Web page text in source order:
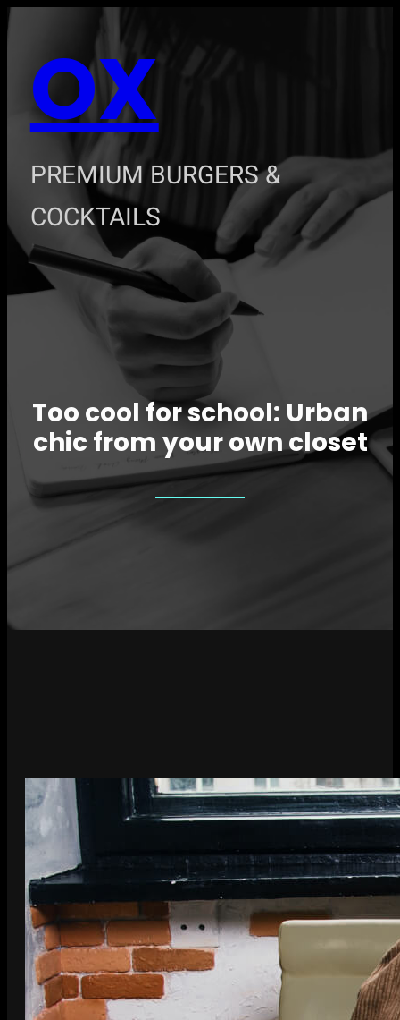
Zum
springen
OX
PREMIUM BURGERS &
COCKTAILS
Too cool for school: Urban
chic from your own closet